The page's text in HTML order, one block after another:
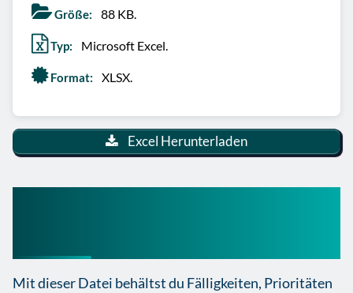
Größe: 88 KB.
Typ: Microsoft Excel.
Format: XLSX.
Excel Herunterladen
Mit dieser Datei behältst du Fälligkeiten, Prioritäten